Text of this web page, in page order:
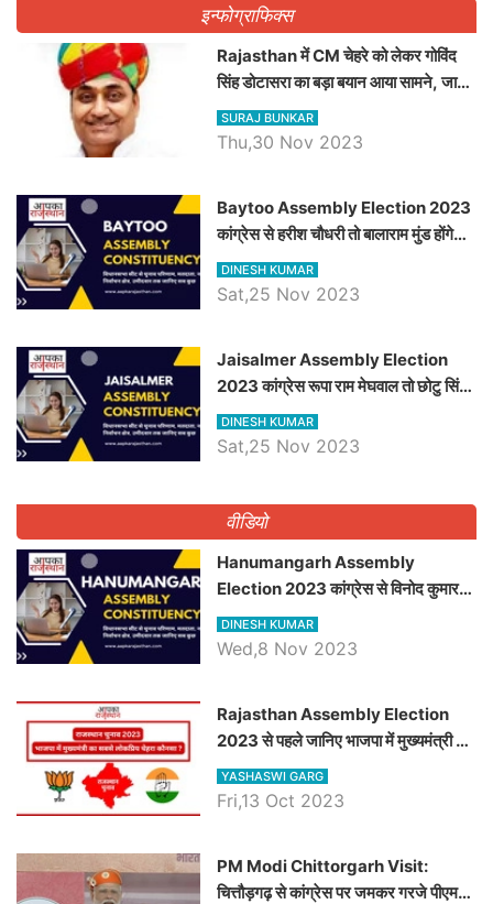
इन्फोग्राफिक्स
Rajasthan में CM चेहरे को लेकर गोविंद
सिंह डोटासरा का बड़ा बयान आया सामने, जानें
विचार
SURAJ BUNKAR
Thu,30 Nov 2023
Baytoo Assembly Election 2023
कांग्रेस से हरीश चौधरी तो बालाराम मुंड होंगे
भाजपा उम्मीदवार, जानिये बायतू विधानसभा
सीट के ताजा समीकरण
DINESH KUMAR
Sat,25 Nov 2023
​​​​​​​Jaisalmer Assembly Election
2023 कांग्रेस रूपा राम मेघवाल तो छोटु सिंह
भाटी होंगे भाजपा उम्मीदवार, जानिये जैसलमेर
विधानसभा सीट के ताजा समीकरण
DINESH KUMAR
Sat,25 Nov 2023
वीडियो
Hanumangarh Assembly
Election 2023 कांग्रेस से विनोद कुमार
चौधरी तो अमित चौधरी होंगे भाजपा उम्मीदवार,
जानिये हनुमानगढ़ विधानसभा सीट के ताजा
DINESH KUMAR
Wed,8 Nov 2023
Rajasthan Assembly Election
2023 से पहले जानिए भाजपा में मुख्यमंत्री का
सबसे लोकप्रिय चेहरा कौनसा ?
YASHASWI GARG
Fri,13 Oct 2023
PM Modi Chittorgarh Visit:
चित्तौड़गढ़ से कांग्रेस पर जमकर गरजे पीएम